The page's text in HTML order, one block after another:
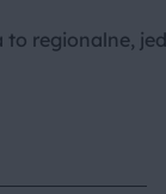
to regionalne,